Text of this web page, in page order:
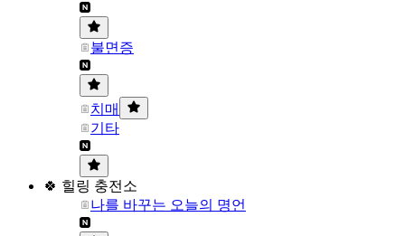
불면증
치매
기타
🍀 힐링 충전소
나를 바꾸는 오늘의 명언